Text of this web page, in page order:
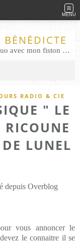
MENU
Des gourmandises sans gluten en solo en duo avec mon fiston . Salé comme Sucré sans gluten éco responsable Les Gourmandises de Bénédicte gâteau produits locaux
RADIO & CIE
" LE
LUNEL
depuis Overblog
vous annoncer le
le connaitre il se